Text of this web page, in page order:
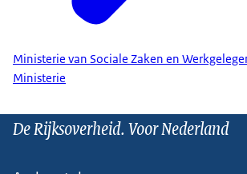
Ministerie van Sociale Zaken en
Ministerie
De Rijksoverheid. Voor Nederland